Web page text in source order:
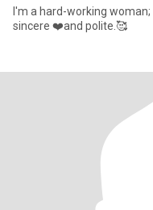
I'm a hard-working
sincere ❤️and polite.🥰